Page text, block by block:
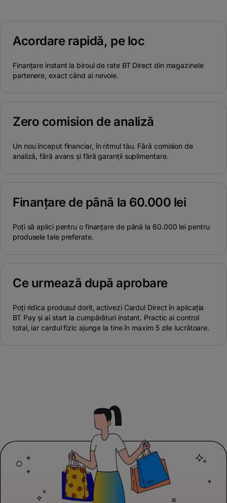
Acordare rapidă, pe loc
Finanțare instant la biroul de rate BT Direct din magazinele
partenere, exact când ai nevoie.
Zero comision de analiză
Un nou început financiar, în ritmul tău. Fără comision de
analiză, fără avans și fără garanții suplimentare.
Finanțare de până la 60.000 lei
Poți să aplici pentru o finanțare de până la 60.000 lei pentru
produsele tale preferate.
Ce urmează după aprobare
Poți ridica produsul dorit, activezi Cardul Direct în aplicația
BT Pay și ai start la cumpărături instant. Practic ai control
total, iar cardul fizic ajunge la tine în maxim 5 zile lucrătoare.